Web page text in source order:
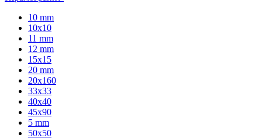
10 mm
10x10
11 mm
12 mm
15x15
20 mm
20х160
33x33
40х40
45x90
5 mm
50x50